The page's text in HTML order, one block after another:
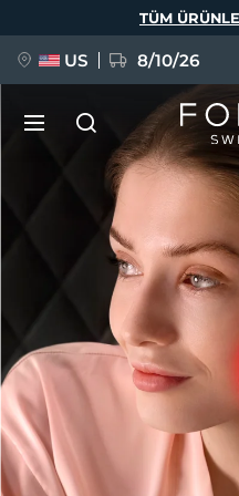
TÜM
US 8/10/26
FAQ™ Pure Beauty-
BREAKING NEWS
issa™ Teeth
Dil Seçimi
Français
Polski
Türkçe
简体中文